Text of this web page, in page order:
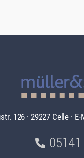
126 · 29227 Celle · E-